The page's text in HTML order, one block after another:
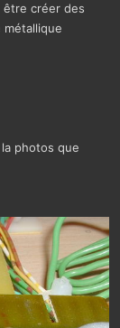
être créer des
photos que